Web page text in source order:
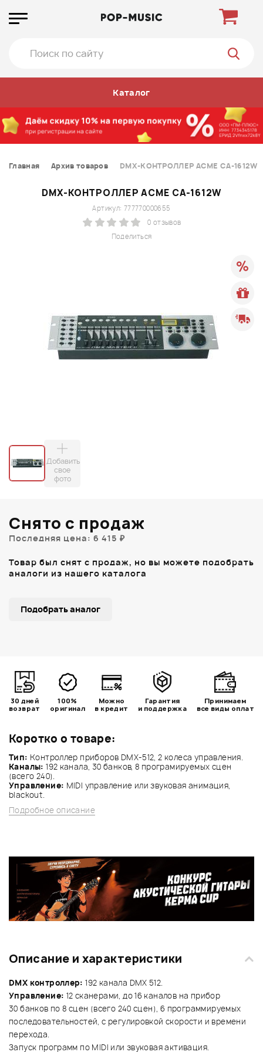
Каталог
Главная Архив товаров DMX-КОНТРОЛЛЕР ACME CA-1612W
DMX-КОНТРОЛЛЕР ACME CA-1612W
Поделиться
Артикул: 777770000655
0 отзывов
Добавить
свое
фото
Коротко о товаре:
Тип: Контроллер приборов DMX-512, 2 колеса управления.
Каналы: 192 канала, 30 банков, 8 програмируемых сцен
(всего 240).
Управление: MIDI управление или звуковая анимация,
blackout.
Подробное описание
Снято с продаж
Последняя цена: 6 415 ₽
Товар был снят с продаж, но вы можете подобрать
аналоги из нашего каталога
Подобрать аналог
30 дней
возврат
100%
оригинал
Можно
в кредит
Гарантия
и поддержка
Принимаем
все виды оплат
Описание и характеристики
DMX контроллер: 192 канала DMX 512.
Управление: 12 сканерами, до 16 каналов на прибор
30 банков по 8 сцен (всего 240 сцен), 6 программируемых
последовательностей, с регулировкой скорости и времени
перехода.
Запуск программ по MIDI или звуковая активация.